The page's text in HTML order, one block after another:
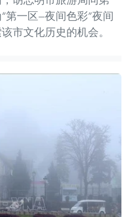
第一区—夜间色彩”夜间
市文化历史的机会。